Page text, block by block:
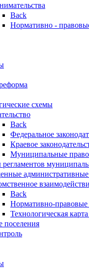
Back
Нормативно -
схемы
Back
Федеральное
Краевое
Муниципальные
Back
Нормативно-правовые
Технологическая
поселения